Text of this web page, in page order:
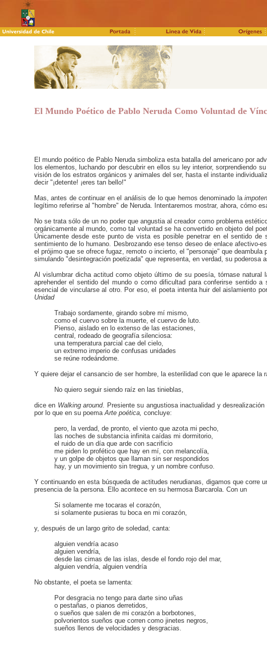
El Mundo Poético de Pablo Neruda Como Voluntad de
El mundo poético de Pablo Neruda simboliza esta batalla del americano por
los elementos, luchando por descubrir en ellos su ley interior, sorprendiendo
visión de los estratos orgánicos y animales del ser, hasta el instante
decir "¡detente! ¡eres tan bello!"
Mas, antes de continuar en el análisis de lo que hemos denominado la
legítimo referirse al "hombre" de Neruda. Intentaremos mostrar, ahora, cómo
No se trata sólo de un no poder que angustia al creador como problema
orgánicamente al mundo, como tal voluntad se ha convertido en objeto del
Únicamente desde este punto de vista es posible penetrar en el sentido
sentimiento de lo humano. Desbrozando ese tenso deseo de enlace
el prójimo que se ofrece fugaz, remoto o incierto, el "personaje" que
simulando "desintegración poetizada" que representa, en verdad, su poderosa
Al vislumbrar dicha actitud como objeto último de su poesía, tórnase
aprehender el sentido del mundo o como dificultad para conferirse sentido
esencial de vincularse al otro. Por eso, el poeta intenta huir del aislamiento
Unidad
Trabajo sordamente, girando sobre mí mismo,
como el cuervo sobre la muerte, el cuervo de luto.
Pienso, aislado en lo extenso de las estaciones,
central, rodeado de geografía silenciosa:
una temperatura parcial cae del cielo,
un extremo imperio de confusas unidades
se reúne rodeándome.
Y quiere dejar el cansancio de ser hombre, la esterilidad con que le aparece la
No quiero seguir siendo raíz en las tinieblas,
dice en Walking around. Presiente su angustiosa inactualidad y
por lo que en su poemaArte poética, concluye:
pero, la verdad, de pronto, el viento que azota mi pecho,
las noches de substancia infinita caídas mi dormitorio,
el ruido de un día que arde con sacrificio
me piden lo profético que hay en mí, con melancolía,
y un golpe de objetos que llaman sin ser respondidos
hay, y un movimiento sin tregua, y un nombre confuso.
Y continuando en esta búsqueda de actitudes nerudianas, digamos que
presencia de la persona. Ello acontece en su hermosa Barcarola. Con un
Si solamente me tocaras el corazón,
si solamente pusieras tu boca en mi corazón,
y, después de un largo grito de soledad, canta:
alguien vendría acaso
alguien vendría,
desde las cimas de las islas, desde el fondo rojo del mar,
alguien vendría, alguien vendría
No obstante, el poeta se lamenta:
Por desgracia no tengo para darte sino uñas
o pestañas, o pianos derretidos,
o sueños que salen de mi corazón a borbotones,
polvorientos sueños que corren como jinetes negros,
sueños llenos de velocidades y desgracias.